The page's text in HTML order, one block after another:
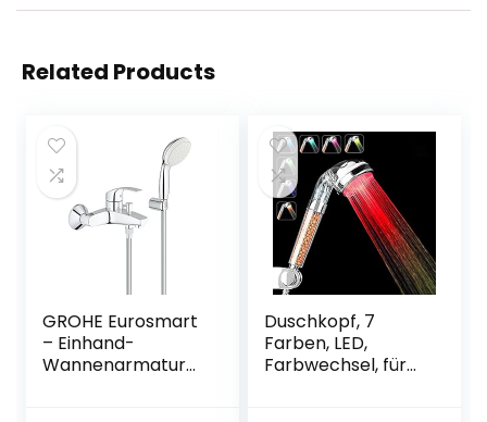
Related Products
GROHE Eurosmart
– Einhand-
Wannenarmatur
Duschkopf, 7
Farben, LED,
Farbwechsel, für